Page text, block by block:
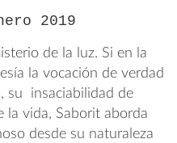
2019
de la luz. Si en la
la vocación de verdad
su insaciabilidad de
la vida, Saborit aborda
desde su naturaleza